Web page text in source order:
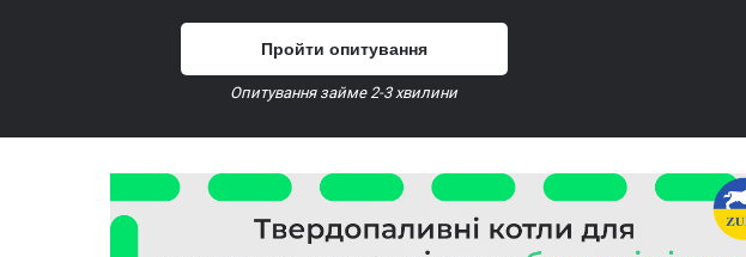
Пройти опитування
Опитування займе 2-3 хвилини